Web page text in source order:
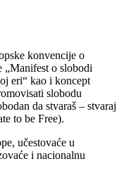
konvencije o
„Manifest o slobodi
eri“ kao i koncept
slobodu
da stvaraš – stvaraj
to be Free).
učestovaće u
i nacionalnu